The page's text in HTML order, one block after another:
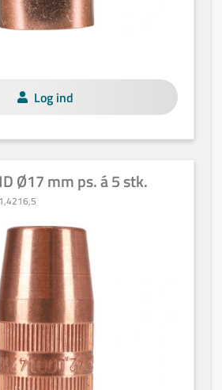
Log ind
Ø17 mm ps. á 5 stk.